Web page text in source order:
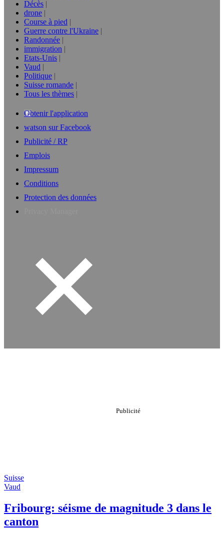
Décès
drone
Course à pied
Guerre contre l'Ukraine
Randonnée
immigration
Etats-Unis
Vaud
Politique
Suisse romande
Tous les thèmes
Obtenir l'application
watson sur Facebook
Publicité / RP
Emplois
Impressum
Conditions
Protection des données
Suisse
Vaud
Fribourg: séisme de magnitude 3 dans le
canton